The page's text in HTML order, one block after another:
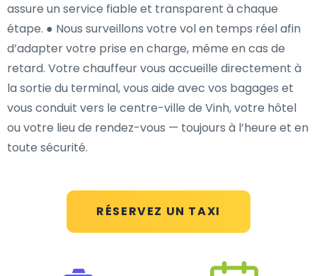
RÉSERVEZ UN TAXI
assure un service fiable et transparent à chaque
étape. ● Nous surveillons votre vol en temps réel afin
d’adapter votre prise en charge, même en cas de
retard. Votre chauffeur vous accueille directement à
la sortie du terminal, vous aide avec vos bagages et
vous conduit vers le centre-ville de Vinh, votre hôtel
ou votre lieu de rendez-vous — toujours à l’heure et en
toute sécurité.